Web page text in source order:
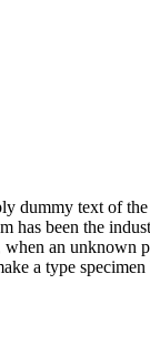
dummy text of
has been the
when an unknown
a type